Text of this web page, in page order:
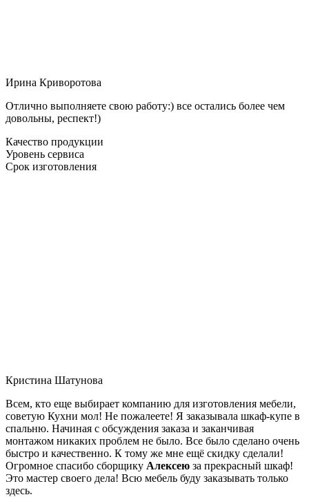
Ирина Криворотова
Отлично выполняете свою работу:) все остались более чем
довольны, респект!)
Качество продукции
Уровень сервиса
Срок изготовления
Кристина Шатунова
Всем, кто еще выбирает компанию для изготовления мебели,
советую Кухни мол! Не пожалеете! Я заказывала шкаф-купе в
спальню. Начиная с обсуждения заказа и заканчивая
монтажом никаких проблем не было. Все было сделано очень
быстро и качественно. К тому же мне ещё скидку сделали!
Огромное спасибо сборщику Алексею за прекрасный шкаф!
Это мастер своего дела! Всю мебель буду заказывать только
здесь.